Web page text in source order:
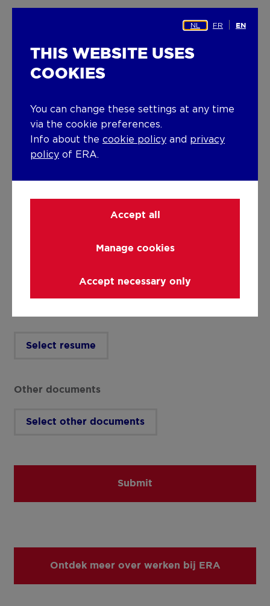
Email*
City*
Select resume
Other documents
Select other documents
Submit
Ontdek meer over werken bij ERA
NL FR EN
THIS WEBSITE USES
COOKIES
You can change these settings at any time
via the cookie preferences.
Info about the cookie policy and privacy
policy of ERA.
Accept all
Manage cookies
Accept necessary only